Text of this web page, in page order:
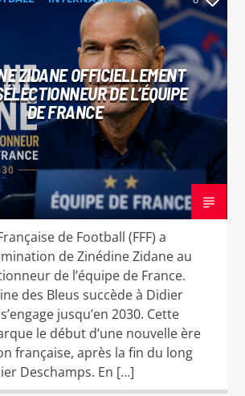
ZIDANE OFFICIELLEMENT
DE L’ÉQUIPE
DE FRANCE
de Football (FFF) a
de Zinédine Zidane au
de l’équipe de France.
des Bleus succède à Didier
jusqu’en 2030. Cette
le début d’une nouvelle ère
française, après la fin du long
Deschamps. En […]